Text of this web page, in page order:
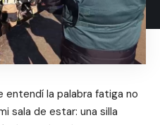
entendí la palabra fatiga no
sala de estar: una silla